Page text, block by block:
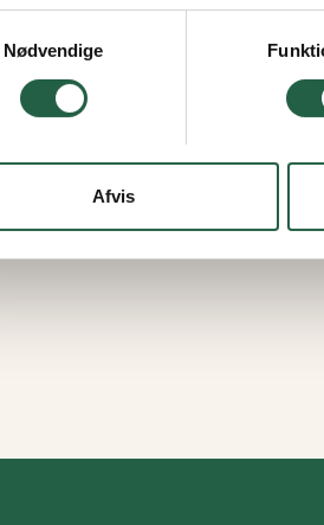
oplysninger om, hvordan Google
Nødvendige
Afvis